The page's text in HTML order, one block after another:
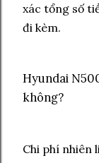
xác tổng số
đi kèm.
Hyundai
không?
Chi phí nhiên